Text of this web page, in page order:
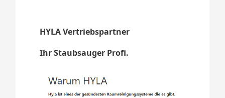
HYLA Vertriebspartner
Ihr Staubsauger Profi.